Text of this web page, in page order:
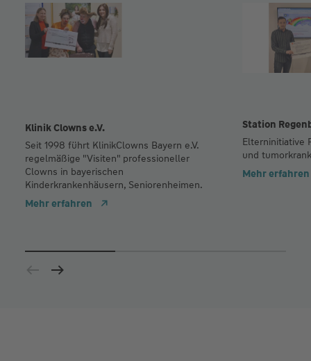
Klinik Clowns e.V.
Seit 1998 führt KlinikClowns Bayern e.V.
regelmäßige "Visiten" professioneller
Clowns in bayerischen
Kinderkrankenhäusern, Seniorenheimen.
Mehr erfahren
Station
Elterninitiative
und
Mehr erfahren